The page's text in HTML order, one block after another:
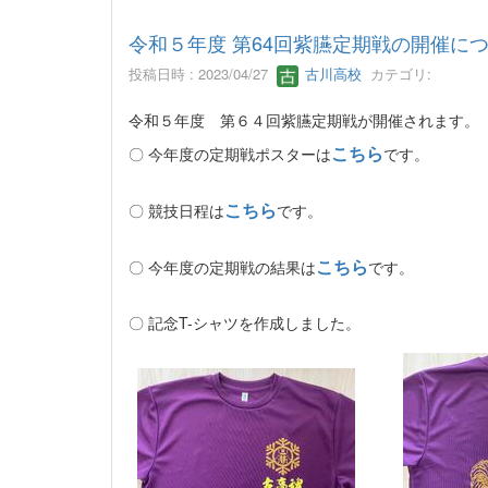
令和５年度 第64回紫臙定期戦の開催に
投稿日時 : 2023/04/27 古川高校 カテゴリ:
令和５年度 第６４回紫臙定期戦が開催されます。
〇 今年度の定期戦ポスターはこちらです。
〇 競技日程はこちらです。
〇 今年度の定期戦の結果はこちらです。
〇 記念T-シャツを作成しました。